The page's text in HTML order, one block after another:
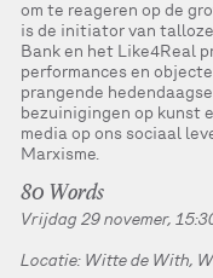
om te reageren op de
is de initiator van
Bank en het Like4Real
performances en
prangende
bezuinigingen op kunst
media op ons sociaal
Marxisme.
80 Words
Vrijdag 29 novemer,
Locatie: Witte de With,